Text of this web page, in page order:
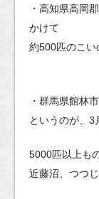
・高知県高岡
かけて
約500匹のこい
・群馬県館林
というのが、3
5000匹以上も
近藤沼、つつ